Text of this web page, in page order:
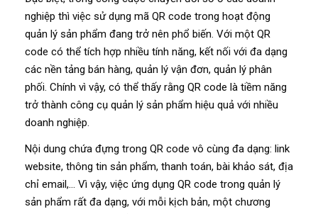
nghiệp thì việc sử dụng mã QR code trong hoạt động
quản lý sản phẩm đang trở nên phổ biến. Với một QR
code có thể tích hợp nhiều tính năng, kết nối với đa dạng
các nền tảng bán hàng, quản lý vận đơn, quản lý phân
phối. Chính vì vậy, có thể thấy rằng QR code là tiềm năng
trở thành công cụ quản lý sản phẩm hiệu quả với nhiều
doanh nghiệp.
Nội dung chứa đựng trong QR code vô cùng đa dạng: link
website, thông tin sản phẩm, thanh toán, bài khảo sát, địa
chỉ email,… Vì vậy, việc ứng dụng QR code trong quản lý
sản phẩm rất đa dạng, với mỗi kịch bản, một chương